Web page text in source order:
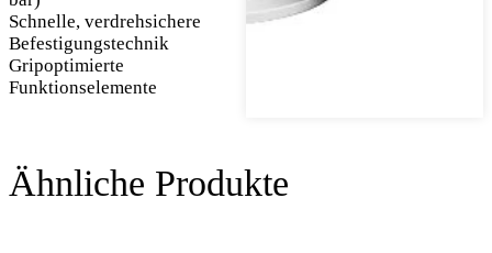
Schnelle, verdrehsichere
Befestigungstechnik
Gripoptimierte
Funktionselemente
Ähnliche Produkte